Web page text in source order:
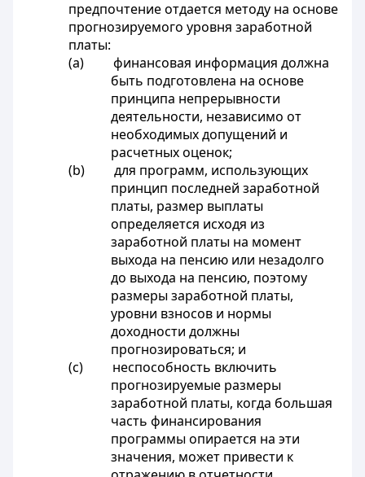
предпочтение отдается методу на основе
прогнозируемого уровня заработной
платы:
(a) финансовая информация должна
быть подготовлена на основе
принципа непрерывности
деятельности, независимо от
необходимых допущений и
расчетных оценок;
(b) для программ, использующих
принцип последней заработной
платы, размер выплаты
определяется исходя из
заработной платы на момент
выхода на пенсию или незадолго
до выхода на пенсию, поэтому
размеры заработной платы,
уровни взносов и нормы
доходности должны
прогнозироваться; и
(c) неспособность включить
прогнозируемые размеры
заработной платы, когда большая
часть финансирования
программы опирается на эти
значения, может привести к